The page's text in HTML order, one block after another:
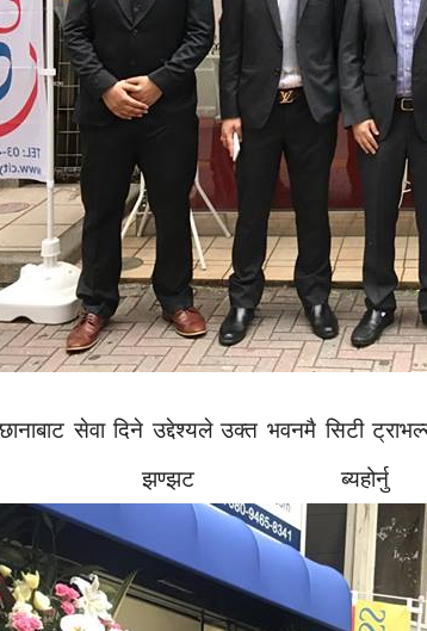
सेवा दिने उद्देश्यले उक्त भवनमै सिटी
झण्झट